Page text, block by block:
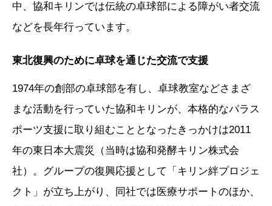
中、協和キリンでは伝統の卓球部による障がい者交流
などを長年行っています。
東北復興のために卓球を通じた交流で支援
1974年の創部の卓球部を有し、卓球教室などさまざ
まな活動を行っていた協和キリンが、本格的なパラス
ポーツ支援に取り組むこととなったきっかけは2011
年の東日本大震災（当時は協和発酵キリン株式会
社）。グループの復興応援として「キリン絆プロジェ
クト」が立ち上がり、同社では医療サポートのほか、